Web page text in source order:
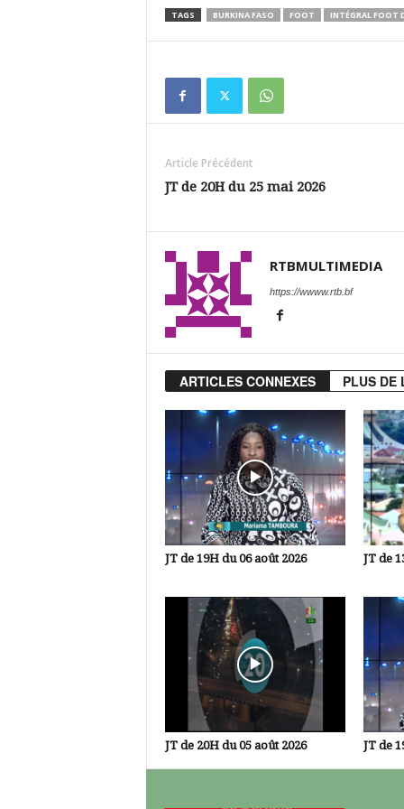
TAGS BURKINA FASO FOOT INTÉGRAL FOOT
Article Précédent
JT de 20H du 25 mai 2026
RTBMULTIMEDIA
https://wwww.rtb.bf
ARTICLES CONNEXES PLUS DE
JT de 19H du 06 août 2026 JT de
JT de 20H du 05 août 2026 JT de